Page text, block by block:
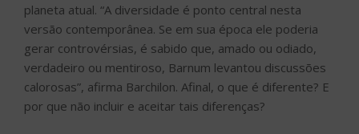
planeta atual. “A diversidade é ponto central nesta
versão contemporânea. Se em sua época ele poderia
gerar controvérsias, é sabido que, amado ou odiado,
verdadeiro ou mentiroso, Barnum levantou discussões
calorosas”, afirma Barchilon. Afinal, o que é diferente? E
por que não incluir e aceitar tais diferenças?